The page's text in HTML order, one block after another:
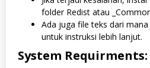
folder Redist atau
Ada juga file teks dari
untuk instruksi lebih lanjut.
System Requirments: